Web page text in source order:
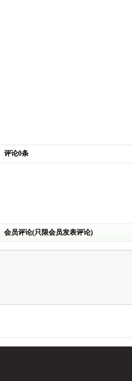
评论0条
会员评论(只限会员发表评论)